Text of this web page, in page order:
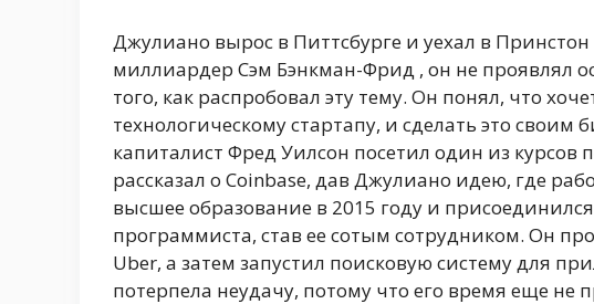
Джулиано вырос в Питтсбурге и уехал в
миллиардер Сэм Бэнкман-Фрид , он не проявлял
того, как распробовал эту тему. Он понял, что
технологическому стартапу, и сделать это своим
капиталист Фред Уилсон посетил один из курсов
рассказал о Coinbase, дав Джулиано идею, где
высшее образование в 2015 году и
программиста, став ее сотым сотрудником. Он
Uber, а затем запустил поисковую систему для
потерпела неудачу, потому что его время еще